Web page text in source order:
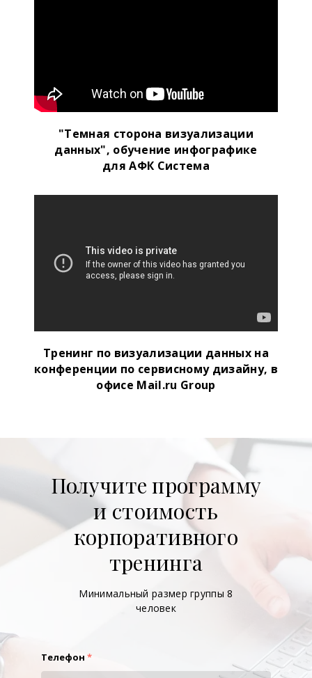
"Темная сторона визуализации
данных", обучение инфографике
для АФК Система
Тренинг по визуализации данных на
конференции по сервисному дизайну, в
офисе Mail.ru Group
Получите программу
и стоимость
корпоративного
тренинга
Минимальный размер группы 8
человек
Телефон *